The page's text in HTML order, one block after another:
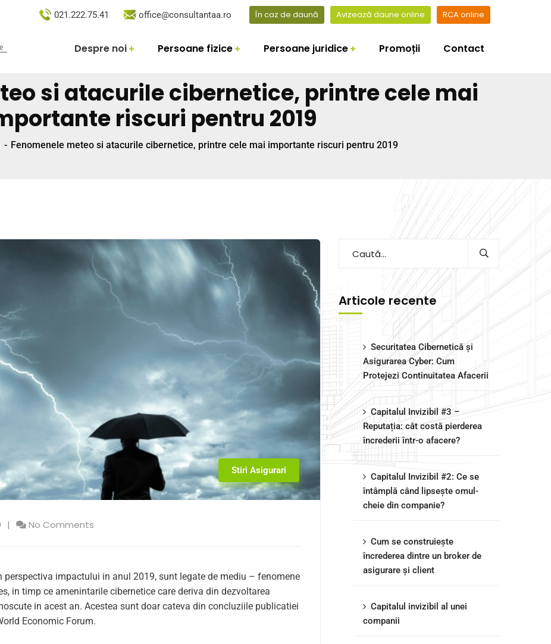
021.222.75.41 office@consultantaa.ro În caz de daună Avizează daune online RCA online
Despre noi Persoane fizice Persoane juridice Promoții Contact
si atacurile cibernetice, printre cele mai
riscuri pentru 2019
Fenomenele meteo si atacurile cibernetice, printre cele mai importante riscuri pentru 2019
Stiri Asigurari
No Comments
perspectiva impactului in anul 2019, sunt legate de mediu – fenomene
in timp ce amenintarile cibernetice care deriva din dezvoltarea
in acest an. Acestea sunt doar cateva din concluziile publicatiei
Economic Forum.
Articole recente
Securitatea Cibernetică și
Asigurarea Cyber: Cum
Protejezi Continuitatea Afacerii
Capitalul Invizibil #3 –
Reputația: cât costă pierderea
încrederii într-o afacere?
Capitalul Invizibil #2: Ce se
întâmplă când lipsește omul-
cheie din companie?
Cum se construiește
încrederea dintre un broker de
asigurare și client
Capitalul invizibil al unei
companii